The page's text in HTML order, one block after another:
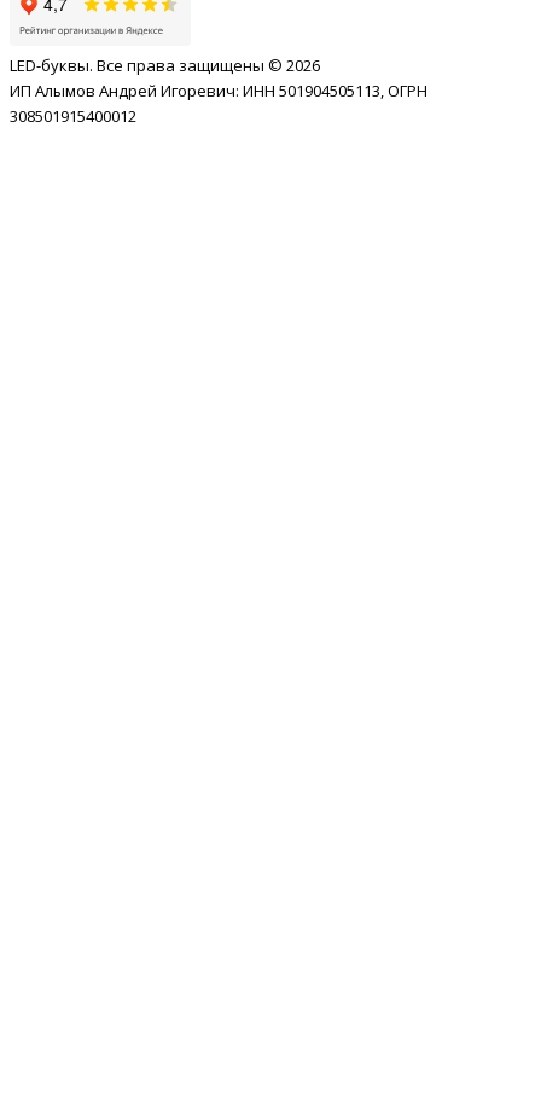
LED-буквы. Все права защищены © 2026
ИП Алымов Андрей Игоревич: ИНН 501904505113, ОГРН
308501915400012